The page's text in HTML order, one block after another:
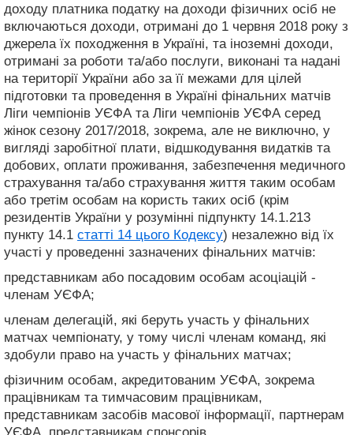
доходу платника податку на доходи фізичних осіб не
включаються доходи, отримані до 1 червня 2018 року з
джерела їх походження в Україні, та іноземні доходи,
отримані за роботи та/або послуги, виконані та надані
на території України або за її межами для цілей
підготовки та проведення в Україні фінальних матчів
Ліги чемпіонів УЄФА та Ліги чемпіонів УЄФА серед
жінок сезону 2017/2018, зокрема, але не виключно, у
вигляді заробітної плати, відшкодування видатків та
добових, оплати проживання, забезпечення медичного
страхування та/або страхування життя таким особам
або третім особам на користь таких осіб (крім
резидентів України у розумінні підпункту 14.1.213
пункту 14.1 статті 14 цього Кодексу) незалежно від їх
участі у проведенні зазначених фінальних матчів:
представникам або посадовим особам асоціацій -
членам УЄФА;
членам делегацій, які беруть участь у фінальних
матчах чемпіонату, у тому числі членам команд, які
здобули право на участь у фінальних матчах;
фізичним особам, акредитованим УЄФА, зокрема
працівникам та тимчасовим працівникам,
представникам засобів масової інформації, партнерам
УЄФА, представникам спонсорів.